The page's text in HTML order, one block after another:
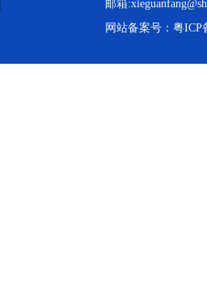
邮箱
网站备案号： 粤ICP